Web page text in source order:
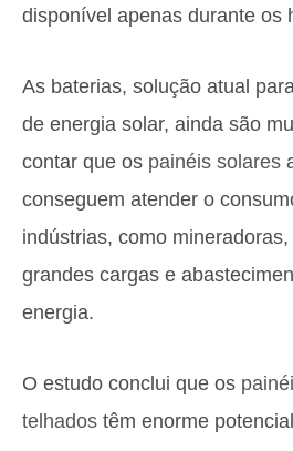
disponível apenas durante os
As baterias, solução atual
de energia solar, ainda são
contar que os painéis solares
conseguem atender o
indústrias, como
grandes cargas e
energia.
O estudo conclui que os
telhados têm enorme